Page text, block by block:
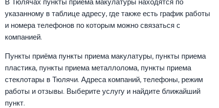
указанному в таблице адресу, где также есть график работы
и номера телефонов по которым можно связаться с
компанией.
Пункты приёма пункты приема макулатуры, пункты приема
пластика, пункты приема металлолома, пункты приема
стеклотары в Тюлячи. Адреса компаний, телефоны, режим
работы и отзывы. Выберите услугу и найдите ближайший
пункт.